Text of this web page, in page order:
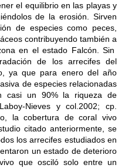
el equilibrio en las playas y
de la erosión. Sirven
de especies como peces,
contribuyendo también a
en el estado Falcón. Sin
de los arrecifes del
ya que para enero del año
de especies relacionadas
casi un 90% la riqueza de
Nieves y col.2002; cp.
la cobertura de coral vivo
citado anteriormente, se
los arrecifes estudiados en
un estado de deterioro
que osciló solo entre un